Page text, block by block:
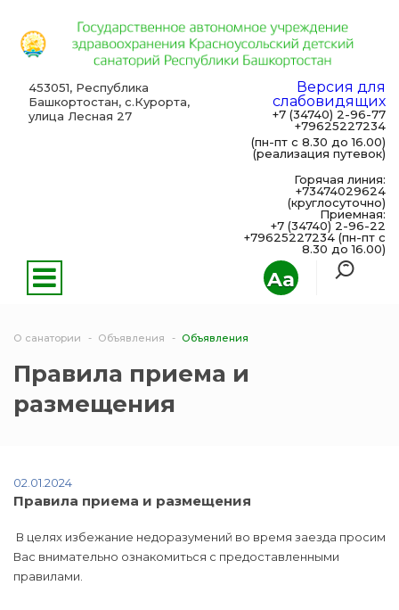
Aa
453051, Республика
Башкортостан, с.Курорта,
улица Лесная 27
Версия для
слабовидящих
+7 (34740) 2-96-77
+79625227234
(пн-пт с 8.30 до 16.00)
(реализация путевок)
Горячая линия:
+73474029624
(круглосуточно)
Приемная:
+7 (34740) 2-96-22
+79625227234 (пн-пт с
8.30 до 16.00)
О санатории Объявления Объявления
Правила приема и
размещения
02.01.2024
Правила приема и размещения
В целях избежание недоразумений во время заезда просим
Вас внимательно ознакомиться с предоставленными
правилами.